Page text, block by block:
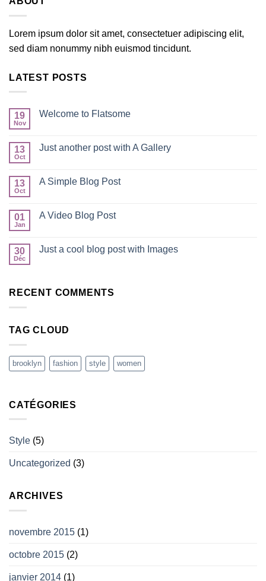
Lorem ipsum dolor sit amet, consectetuer adipiscing elit,
sed diam nonummy nibh euismod tincidunt.
LATEST POSTS
19
Nov
Welcome to Flatsome
13
Oct
Just another post with A Gallery
13
Oct
A Simple Blog Post
01
Jan
A Video Blog Post
30
Déc
Just a cool blog post with Images
RECENT COMMENTS
TAG CLOUD
brooklyn fashion style women
CATÉGORIES
Style (5)
Uncategorized (3)
ARCHIVES
novembre 2015 (1)
octobre 2015 (2)
janvier 2014 (1)